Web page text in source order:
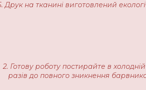
Друк на тканині виготовлений
2. Готову роботу постирайте в
разів до повного зникнення